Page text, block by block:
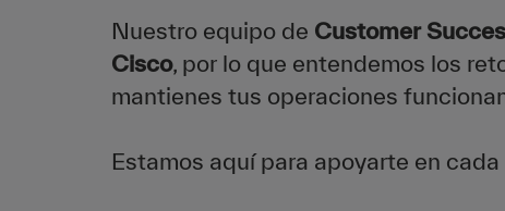
Nuestro equipo de Customer
Cisco, por lo que entendemos los
mantienes tus operaciones
Estamos aquí para apoyarte en